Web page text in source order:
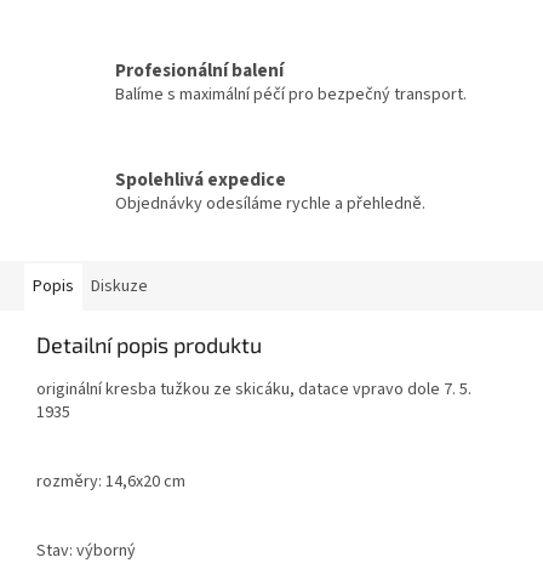
Profesionální balení
Balíme s maximální péčí pro bezpečný transport.
Spolehlivá expedice
Objednávky odesíláme rychle a přehledně.
Popis Diskuze
Detailní popis produktu
originální kresba tužkou ze skicáku, datace vpravo dole 7. 5.
1935
rozměry: 14,6x20 cm
Stav: výborný